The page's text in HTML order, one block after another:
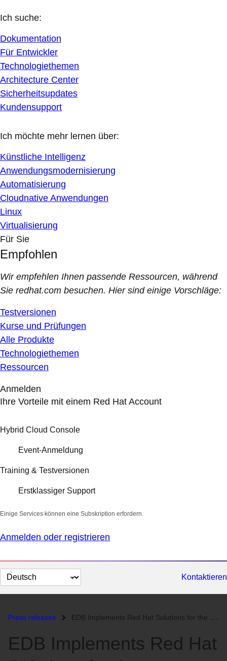
Ich suche:
Dokumentation
Für Entwickler
Technologiethemen
Architecture Center
Sicherheitsupdates
Kundensupport
Ich möchte mehr lernen über:
Künstliche Intelligenz
Anwendungsmodernisierung
Automatisierung
Cloudnative Anwendungen
Linux
Virtualisierung
Für Sie
Empfohlen
Wir empfehlen Ihnen passende Ressourcen, während
Sie redhat.com besuchen. Hier sind einige Vorschläge:
Testversionen
Kurse und Prüfungen
Alle Produkte
Technologiethemen
Ressourcen
Anmelden
Ihre Vorteile mit einem Red Hat Account
Hybrid Cloud Console
Event-Anmeldung
Training & Testversionen
Erstklassiger Support
Einige Services können eine Subskription erfordern.
Anmelden oder registrieren
Sprache
auswählen
Kontaktieren
Press releases EDB Implements Red Hat Solutions for the Reliability of In-House Mainf...
EDB Implements Red Hat